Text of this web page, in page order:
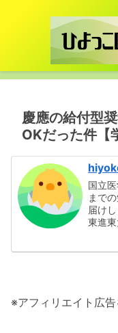
慶應の給付型
OKだった件【
国立
まで
届け
東進
※アフィリエイト広告